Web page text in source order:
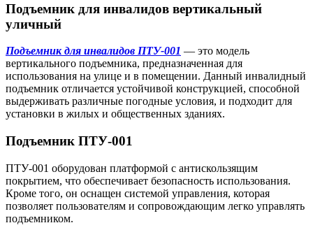
Подъемник для инвалидов вертикальный
уличный
Подъемник для инвалидов ПТУ-001 — это модель
вертикального подъемника, предназначенная для
использования на улице и в помещении. Данный инвалидный
подъемник отличается устойчивой конструкцией, способной
выдерживать различные погодные условия, и подходит для
установки в жилых и общественных зданиях.
Подъемник ПТУ-001
ПТУ-001 оборудован платформой с антискользящим
покрытием, что обеспечивает безопасность использования.
Кроме того, он оснащен системой управления, которая
позволяет пользователям и сопровождающим легко управлять
подъемником.